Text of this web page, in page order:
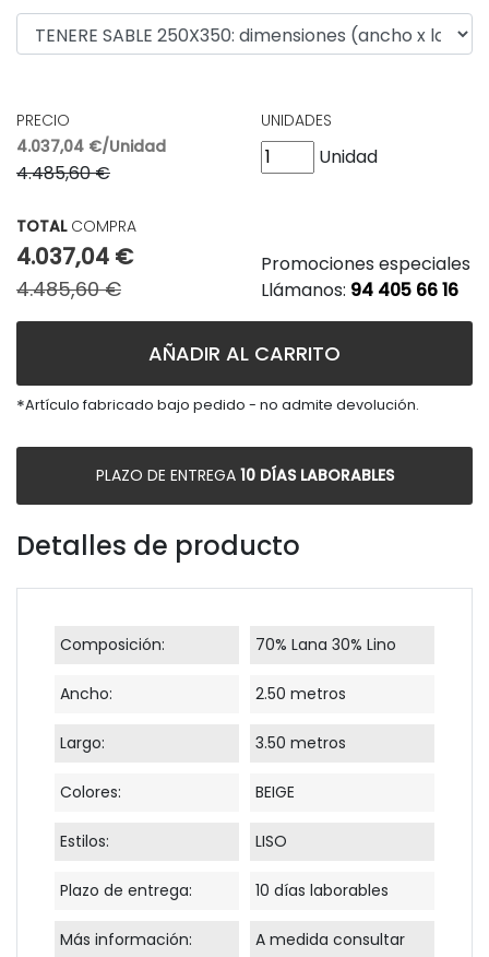
PRECIO
4.037,04 €/Unidad
4.485,60 €
UNIDADES
Unidad
TOTALCOMPRA
4.037,04 €
4.485,60 €
Promociones especiales
Llámanos: 94 405 66 16
AÑADIR AL CARRITO
*Artículo fabricado bajo pedido - no admite devolución.
PLAZO DE ENTREGA 10 DÍAS LABORABLES
Detalles de producto
Composición: 70% Lana 30% Lino
Ancho: 2.50 metros
Largo: 3.50 metros
Colores: BEIGE
Estilos: LISO
Plazo de entrega: 10 días laborables
Más información: A medida consultar